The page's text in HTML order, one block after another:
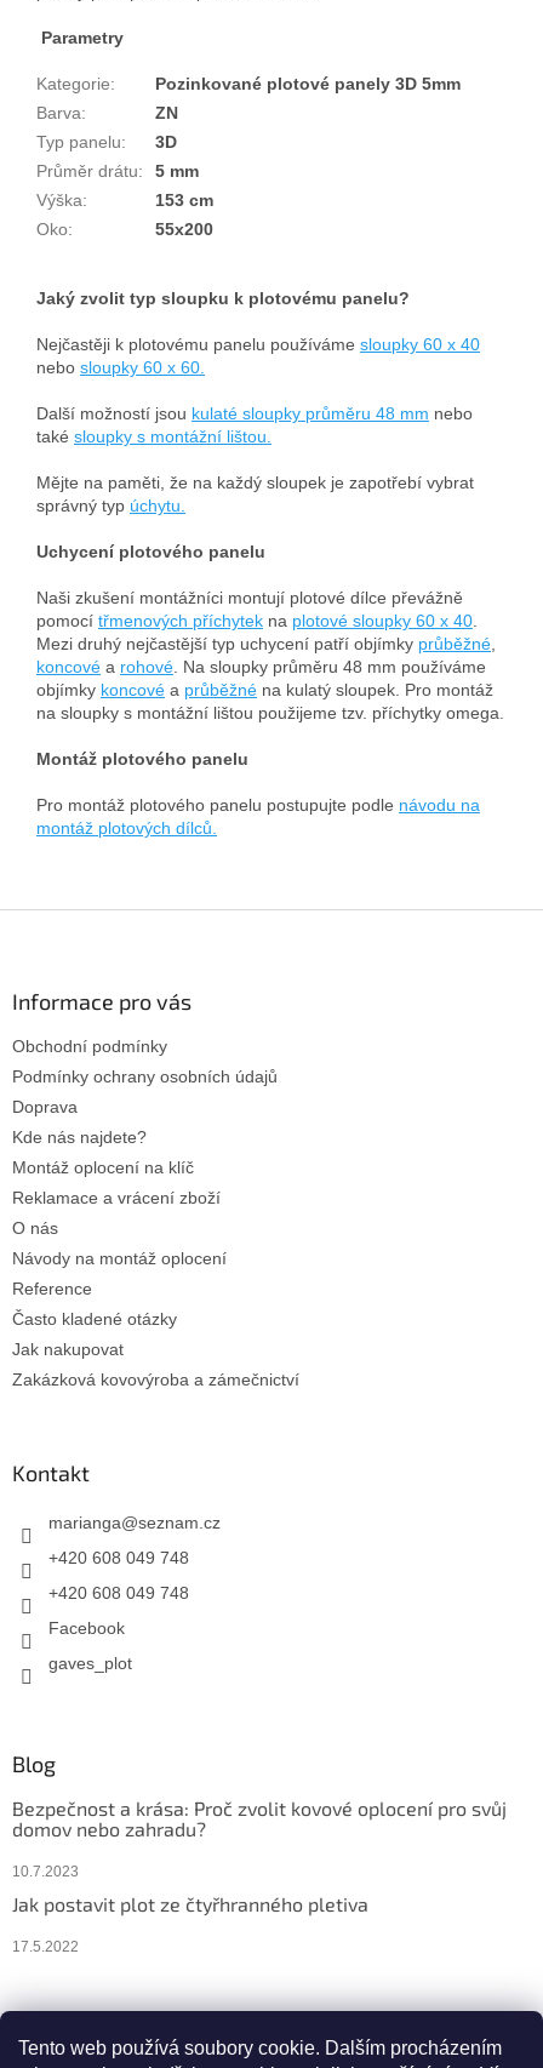
Tento web používá soubory cookie. Dalším procházením
Parametry
Kategorie:
Pozinkované plotové panely 3D 5mm
Barva:
ZN
Typ panelu:
3D
Průměr drátu:
5 mm
Výška:
153 cm
Oko:
55x200
Jaký zvolit typ sloupku k plotovému panelu?
Nejčastěji k plotovému panelu používáme sloupky 60 x 40
nebo sloupky 60 x 60.
Další možností jsou kulaté sloupky průměru 48 mm nebo
také sloupky s montážní lištou.
Mějte na paměti, že na každý sloupek je zapotřebí vybrat
správný typ úchytu.
Uchycení plotového panelu
Naši zkušení montážníci montují plotové dílce převážně
pomocí třmenových příchytek na plotové sloupky 60 x 40.
Mezi druhý nejčastější typ uchycení patří objímky průběžné,
koncové a rohové. Na sloupky průměru 48 mm používáme
objímky koncové a průběžné na kulatý sloupek. Pro montáž
na sloupky s montážní lištou použijeme tzv. příchytky omega.
Montáž plotového panelu
Pro montáž plotového panelu postupujte podle návodu na
montáž plotových dílců.
Informace pro vás
Obchodní podmínky
Podmínky ochrany osobních údajů
Doprava
Kde nás najdete?
Montáž oplocení na klíč
Reklamace a vrácení zboží
O nás
Návody na montáž oplocení
Reference
Často kladené otázky
Jak nakupovat
Zakázková kovovýroba a zámečnictví
Kontakt
marianga@seznam.cz
+420 608 049 748
+420 608 049 748
Facebook
gaves_plot
Blog
Bezpečnost a krása: Proč zvolit kovové oplocení pro svůj
domov nebo zahradu?
10.7.2023
Jak postavit plot ze čtyřhranného pletiva
17.5.2022